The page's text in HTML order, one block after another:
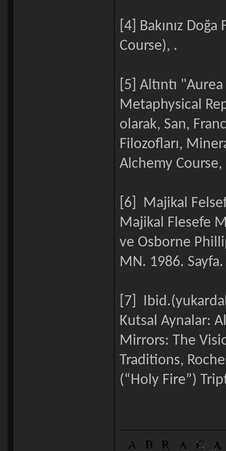
[4] Bakınız
Course), .
[5] Altıntı
Metaphysical
olarak, San,
Filozofları,
Alchemy Course,
[6] Majikal
Majikal Flesefe
ve Osborne
MN. 1986.
[7]
Kutsal Aynalar:
Mirrors: The
Traditions,
(“Holy Fire”)